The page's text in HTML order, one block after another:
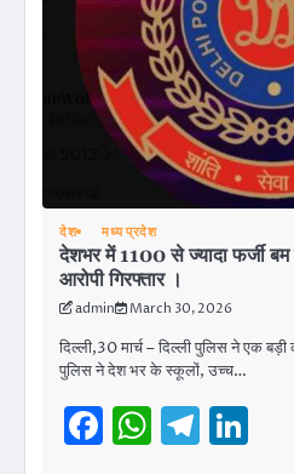
देश मध्य प्रदेश
देशभर में 1100 से ज्यादा फर्जी
आरोपी गिरफ्तार ।
admin March 30, 2026
दिल्ली,30 मार्च – दिल्ली पुलिस ने एक बड़ी
पुलिस ने देश भर के स्कूलों, उच्च…
Facebook